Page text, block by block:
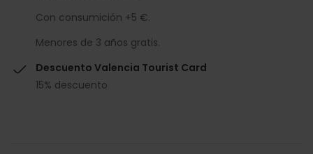
Con consumición +5 €.
Menores de 3 años gratis.
Descuento Valencia Tourist Card
15% descuento